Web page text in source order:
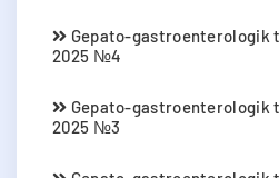
Gepato-gastroenterologik
2025 №4
Gepato-gastroenterologik
2025 №3